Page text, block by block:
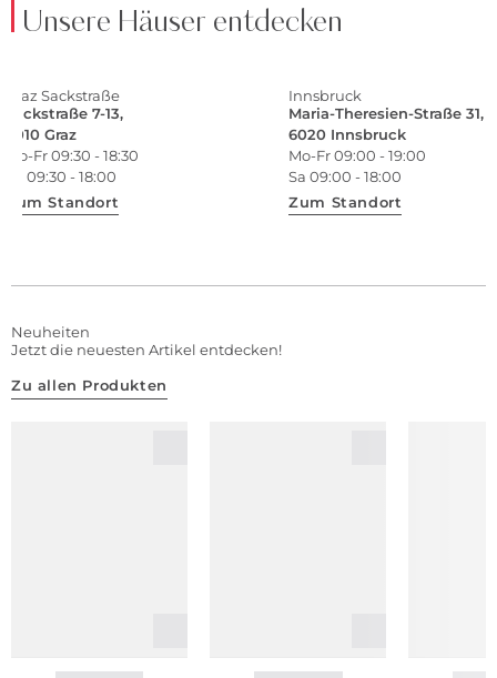
Unsere Häuser entdecken
Graz Sackstraße
Sackstraße 7-13,
8010 Graz
Mo-Fr 09:30 - 18:30
Sa 09:30 - 18:00
Zum Standort
Innsbruck
Maria-Theresien-Straße 31,
6020 Innsbruck
Mo-Fr 09:00 - 19:00
Sa 09:00 - 18:00
Zum Standort
Neuheiten
Jetzt die neuesten Artikel entdecken!
Zu allen Produkten